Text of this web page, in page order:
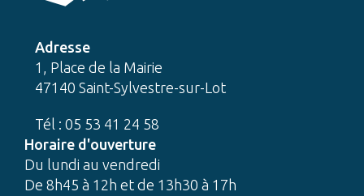
Adresse
1, Place de la Mairie
47140 Saint-Sylvestre-sur-Lot
Tél : 05 53 41 24 58
Horaire d'ouverture
Du lundi au vendredi
De 8h45 à 12h et de 13h30 à 17h